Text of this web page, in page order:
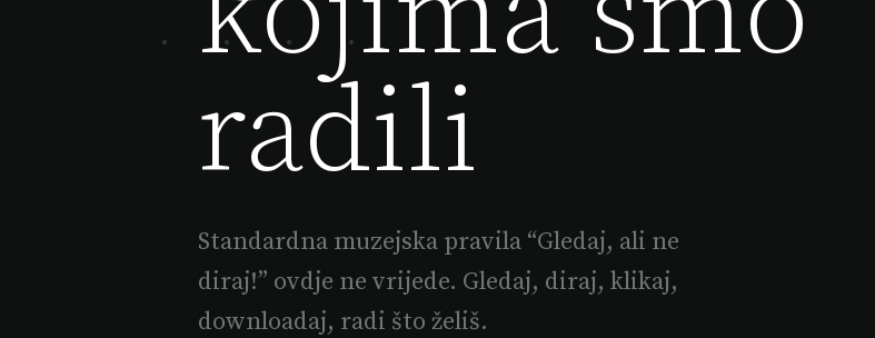
radili
Standardna muzejska pravila “Gledaj, ali ne
diraj!” ovdje ne vrijede. Gledaj, diraj, klikaj,
downloadaj, radi što želiš.